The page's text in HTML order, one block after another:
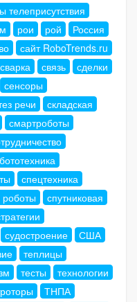
телеприсутствия
рои рой
Россия
сайт RoboTrends.ru
сварка связь
сделки
сенсоры
речи
складская
смартроботы
спецтехника
роботы
спутниковая
судостроение
США
теплицы
тесты
технологии
ТНПА